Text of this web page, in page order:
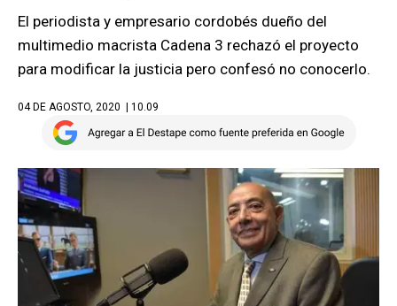
El periodista y empresario cordobés dueño del
multimedio macrista Cadena 3 rechazó el proyecto
para modificar la justicia pero confesó no conocerlo.
04 DE AGOSTO, 2020 | 10.09